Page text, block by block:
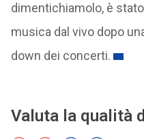
dimentichiamolo, è
musica dal vivo dopo
down dei concerti.
Valuta la qualità